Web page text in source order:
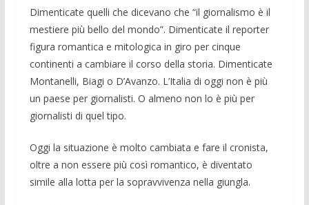
Dimenticate quelli che dicevano che “il giornalismo è il
mestiere più bello del mondo”. Dimenticate il reporter
fi­gura romantica e mitologica in giro per cinque
continenti a cambiare il corso della storia. Dimenticate
Monta­nelli, Biagi o D’Avanzo. L’Italia di oggi non è più
un paese per giornalisti. O almeno non lo è più per
giornalisti di quel tipo.
Oggi la situazione è molto cambiata e fare il cronista,
oltre a non essere più così romantico, è diventato
simile alla lotta per la sopravvivenza nella giungla.